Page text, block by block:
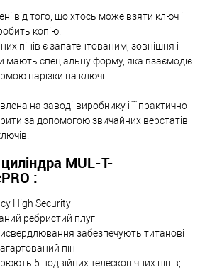
від того, що хтось може взяти ключ і
копію.
пінів є запатентованим, зовнішня і
мають спеціальну форму, яка взаємодіє
нарізки на ключі.
на заводі-виробнику і її практично
за допомогою звичайних верстатів
MUL-T-
:
High Security
ребристий плуг
забезпечують титанові
пін
5 подвійних телескопічних пінів;